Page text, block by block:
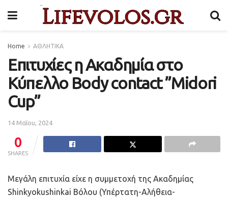
Home ΑΘΛΗΤΙΚΑ
Επιτυχίες η Ακαδημία στο
Κύπελλο Body contact ”Midori
Cup”
14 Μαΐου, 2024
0
SHARES
Μεγάλη επιτυχία είχε η συμμετοχή της Ακαδημίας
Shinkyokushinkai Βόλου (Υπέρτατη-Αλήθεια-